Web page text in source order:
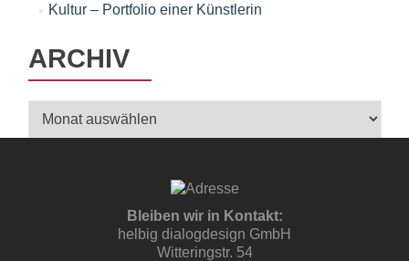
Kultur – Portfolio einer Künstlerin
ARCHIV
Archiv
Bleiben wir in Kontakt:
helbig dialogdesign GmbH
Witteringstr. 54